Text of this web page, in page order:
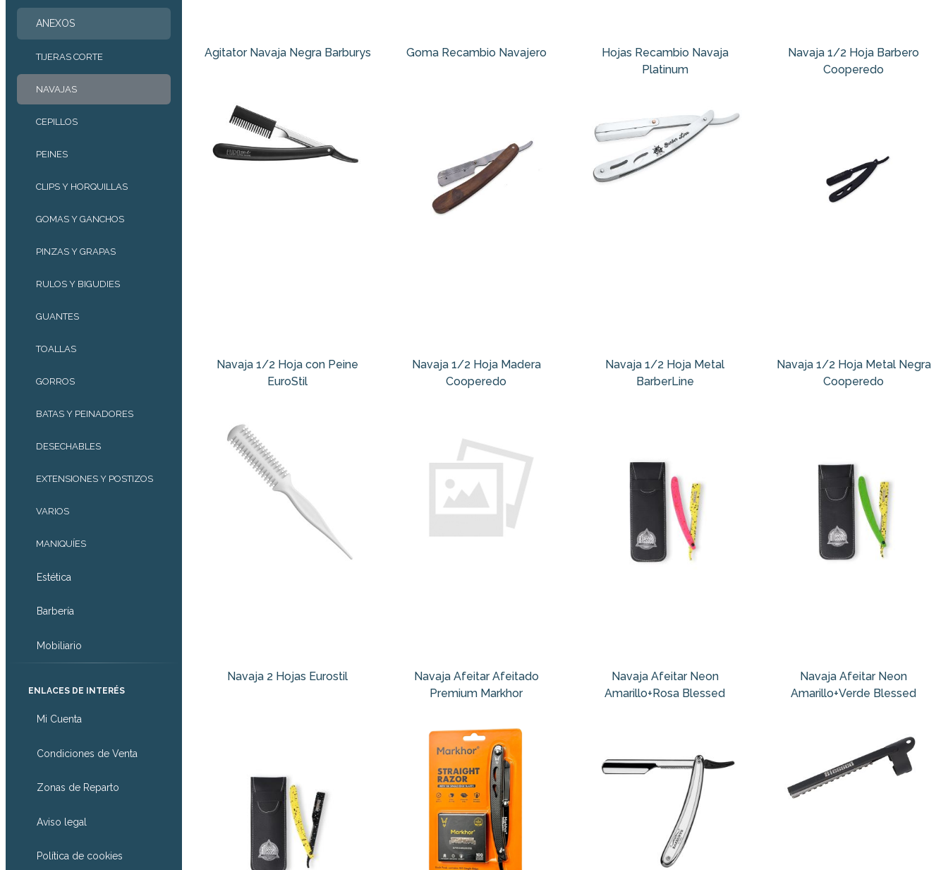
ANEXOS
TIJERAS CORTE
NAVAJAS
CEPILLOS
PEINES
CLIPS Y HORQUILLAS
GOMAS Y GANCHOS
PINZAS Y GRAPAS
RULOS Y BIGUDIES
GUANTES
TOALLAS
GORROS
BATAS Y PEINADORES
DESECHABLES
EXTENSIONES Y POSTIZOS
VARIOS
MANIQUÍES
Estética
Barbería
Mobiliario
ENLACES DE INTERÉS
Mi Cuenta
Condiciones de Venta
Zonas de Reparto
Aviso legal
Política de cookies
Agitator Navaja Negra Barburys Goma Recambio Navajero
Hojas Recambio Navaja
Platinum
Navaja 1/2 Hoja Barbero
Cooperedo
Navaja 1/2 Hoja con Peine
EuroStil
Navaja 1/2 Hoja Madera
Cooperedo
Navaja 1/2 Hoja Metal
BarberLine
Navaja 1/2 Hoja Metal Negra
Cooperedo
Navaja 2 Hojas Eurostil
Navaja Afeitar Afeitado
Premium Markhor
Navaja Afeitar Neon
Amarillo+Rosa Blessed
Navaja Afeitar Neon
Amarillo+Verde Blessed